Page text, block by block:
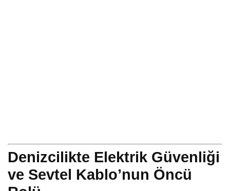
Denizcilikte Elektrik Güvenliği
ve Sevtel Kablo’nun Öncü